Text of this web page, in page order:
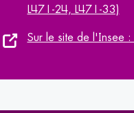
L471-24, L471-33)
Sur le site de l'Insee